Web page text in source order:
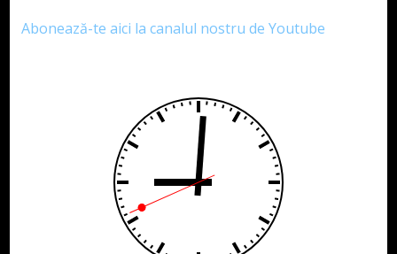
Abonează-te aici la canalul nostru de Youtube